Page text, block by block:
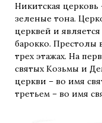
Никитская церковь
зеленые тона.
церквей и
барокко. Престолы
трех этажах. На
святых Козьмы и
церкви – во имя
третьем – во имя